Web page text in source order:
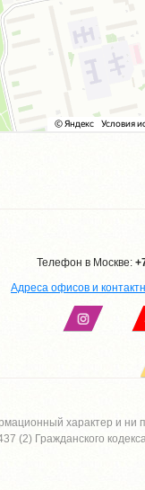
Телефон в Москве:
Адреса офисов и
характер и ни
(2) Гражданского